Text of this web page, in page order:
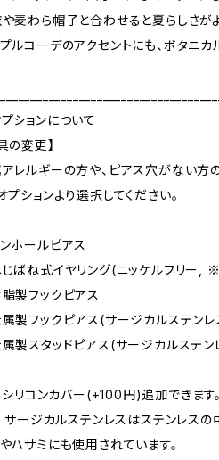
麦わら帽子と合わせると夏らしさが
ルコーデのアクセントにも、ボタニ
ションについて
の変更】
レルギーの方や、ピアス穴がない方
プションより選択してください。
ホールピアス
ばね式イヤリング(ニッケルフリー,
製フックピアス
製フックピアス(サージカルステン
製スタッドピアス(サージカルステ
リコンカバー(+100円)追加できます。
ージカルステンレスはステンレスの
ハサミにも使用されています。